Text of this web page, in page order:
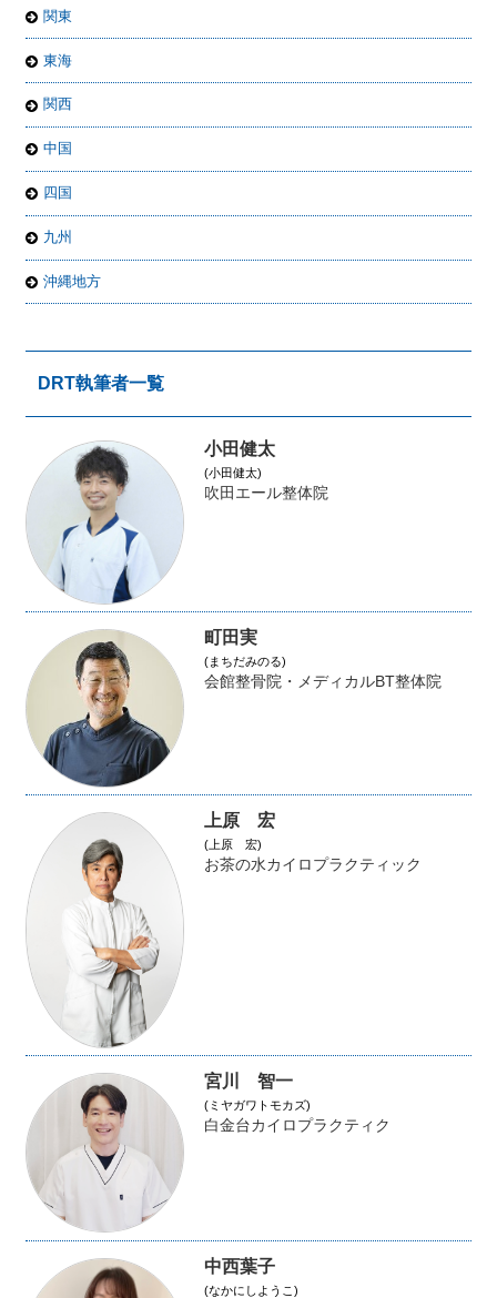
関東
東海
関西
中国
四国
九州
沖縄地方
DRT執筆者一覧
小田健太
(小田健太)
吹田エール整体院
町田実
(まちだみのる)
会館整骨院・メディカルBT整体院
上原 宏
(上原 宏)
お茶の水カイロプラクティック
宮川 智一
(ミヤガワトモカズ)
白金台カイロプラクティク
中西葉子
(なかにしようこ)